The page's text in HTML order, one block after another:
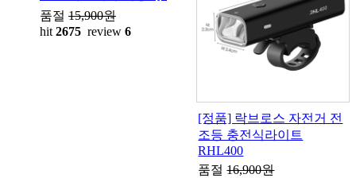
품절 15,900원
hit 2675 review 6
[정품] 락브로스 자전거 전
조등 충전식라이트
RHL400
품절 16,900원